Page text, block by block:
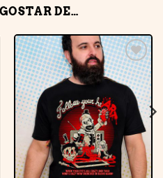
DE…
Adicionar
à lista de
desejos